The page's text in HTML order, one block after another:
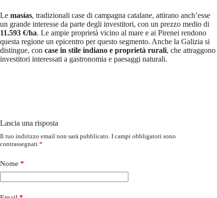
Le masías, tradizionali case di campagna catalane, attirano anch’esse
un grande interesse da parte degli investitori, con un prezzo medio di
11.593 €/ha. Le ampie proprietà vicino al mare e ai Pirenei rendono
questa regione un epicentro per questo segmento. Anche la Galizia si
distingue, con case in stile indiano e proprietà rurali, che attraggono
investitori interessati a gastronomia e paesaggi naturali.
Lascia una risposta
Il tuo indirizzo email non sarà pubblicato. I campi obbligatori sono
contrassegnati *
Nome *